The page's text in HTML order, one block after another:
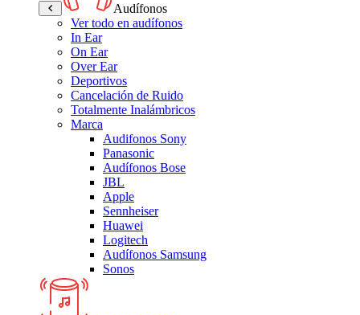
Audífonos
Ver todo en audífonos
In Ear
On Ear
Over Ear
Deportivos
Cancelación de Ruido
Totalmente Inalámbricos
Marca
Audifonos Sony
Panasonic
Audífonos Bose
JBL
Apple
Sennheiser
Huawei
Logitech
Audífonos Samsung
Sonos